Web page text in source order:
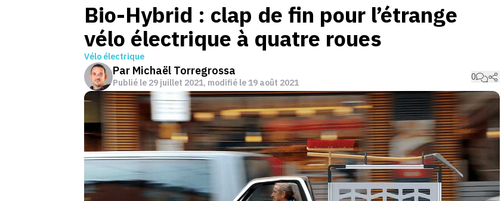
Bio-Hybrid : clap de fin pour l’étrange
vélo électrique à quatre roues
Vélo électrique
Par Michaël Torregrossa
Publié le 29 juillet 2021, modifié le 19 août 2021
0